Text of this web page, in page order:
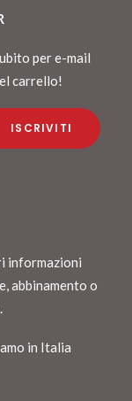
per e-mail
carrello!
informazioni
abbinamento o
in Italia